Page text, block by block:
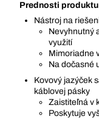
Prednosti
Nástroj na
Nevyhnutný
využití
Mimoriadne
Na dočasné
Kovový jazýček
káblovej pásky
Zaistiteľná v
Poskytuje